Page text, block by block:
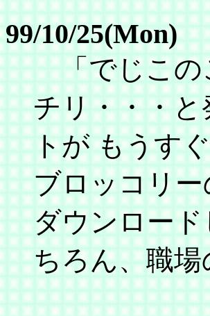
99/10/25(Mon)
「でじこの
チリ・・・
トが もうす
ブロッコリ
ダウンロー
ちろん、職